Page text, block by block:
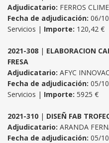
Adjudicatario: FERROS
Fecha de adjudicación: 06/
Servicios | Importe: 120,42 €
2021-308 | ELABORACION
FRESA
Adjudicatario: AFYC
Fecha de adjudicación: 05/
Servicios | Importe: 5925 €
2021-310 | DISEÑ FAB
Adjudicatario: ARANDA
Fecha de adjudicación: 05/